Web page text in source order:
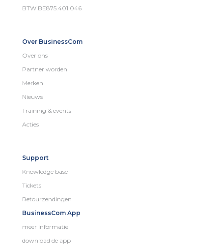
BTW BE875.401.046
Over BusinessCom
Over ons
Partner worden
Merken
Nieuws
Training & events
Acties
Support
Knowledge base
Tickets
Retourzendingen
BusinessCom App
meer informatie
download de app